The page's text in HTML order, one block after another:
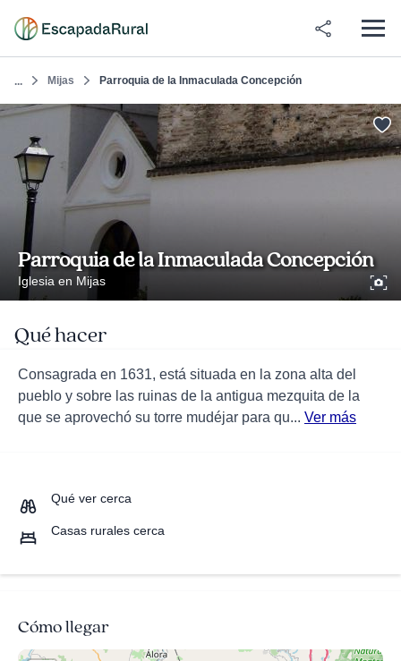
... Mijas Parroquia de la Inmaculada Concepción
Parroquia de la Inmaculada Concepción
Iglesia en Mijas
Qué hacer
Consagrada en 1631, está situada en la zona alta del
pueblo y sobre las ruinas de la antigua mezquita de la
que se aprovechó su torre mudéjar para qu... Ver más
Qué ver cerca
Casas rurales cerca
Cómo llegar